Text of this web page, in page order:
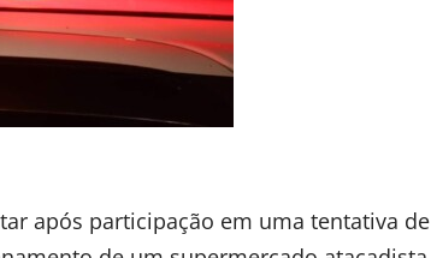
após participação em uma tentativa de